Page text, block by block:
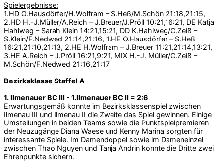
Spielergebnisse:
1.HD O.Hausdörfer/H.Wolfram – S.Heß/M.Schön 21:18,21:15,
2.HD H.-J.Müller/A.Reich – J.Breuer/J.Pröll 10:21,16:21, DE Katja
Hahlweg – Sarah Klein 14:21,15:21, DD K.Hahlweg/C.Zeiß –
S.Klein/F.Nedwed 21:14,21:16, 1.HE O.Hausdörfer – S.Heß
16:21,21:10,21:13, 2.HE H.Wolfram – J.Breuer 11:21,21:14,13:21,
3.HE A.Reich – J.Pröll 16:21,9:21, MIX H.-J. Müller/C.Zeiß –
M.Schön/F.Nedwed 21:16,21:17
Bezirksklasse Staffel A
1. Ilmenauer BC III - 1.Ilmenauer BC II = 2:6
Erwartungsgemäß konnte im Bezirksklassenspiel zwischen
Ilmenau III und Ilmenau II die Zweite das Spiel gewinnen. Einige
Umstellungen in beiden Teams sowie die Punktspielpremieren
der Neuzugänge Diana Waese und Kenny Marina sorgten für
interessante Spiele. Im Damendoppel sowie im Dameneinzel
zwischen Thao Nguyen und Tanja Andrin konnte die Dritte zwei
Ehrenpunkte sichern.